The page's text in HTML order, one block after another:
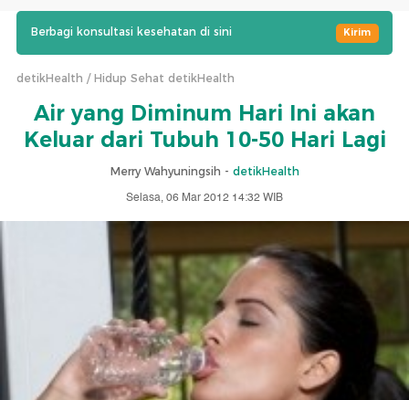
Berbagi konsultasi kesehatan di sini Kirim
detikHealth Hidup Sehat detikHealth
Air yang Diminum Hari Ini akan
Keluar dari Tubuh 10-50 Hari Lagi
Merry Wahyuningsih - detikHealth
Selasa, 06 Mar 2012 14:32 WIB